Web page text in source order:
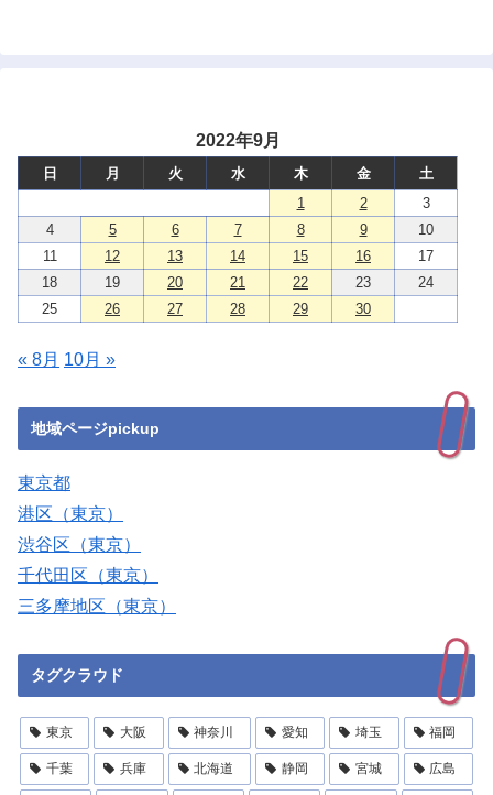
2022年9月
日 月 火 水 木 金
土
1
2
3
4
5 6 7 8 9
10
11
12 13 14 15 16
17
18
19 20 21 22 23
24
25
26 27 28 29 30
« 8月 10月 »
地域ページpickup
東京都
港区（東京）
渋谷区（東京）
千代田区（東京）
三多摩地区（東京）
タグクラウド
東京 大阪 神奈川 愛知 埼玉 福岡
千葉 兵庫 北海道 静岡 宮城 広島